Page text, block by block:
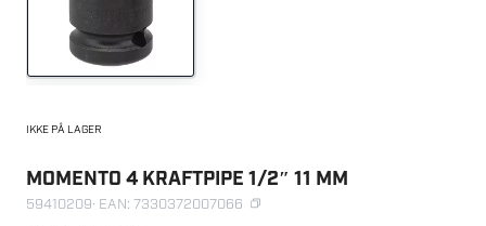
IKKE PÅ LAGER
MOMENTO 4 KRAFTPIPE 1/2″ 11 MM
59410209· EAN: 7330372007066